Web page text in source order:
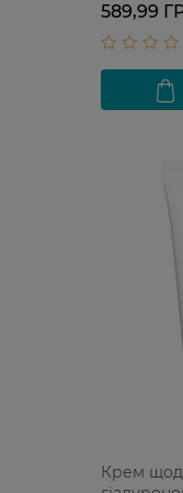
589,99
Крем